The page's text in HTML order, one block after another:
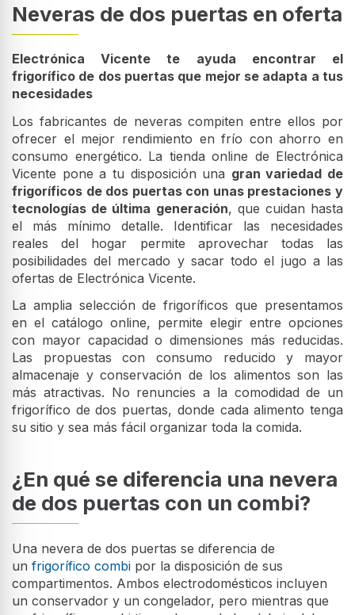
Neveras de dos puertas en oferta
Electrónica Vicente te ayuda encontrar el
frigorífico de dos puertas que mejor se adapta a tus
necesidades
Los fabricantes de neveras compiten entre ellos por
ofrecer el mejor rendimiento en frío con ahorro en
consumo energético. La tienda online de Electrónica
Vicente pone a tu disposición una gran variedad de
frigoríficos de dos puertas con unas prestaciones y
tecnologías de última generación, que cuidan hasta
el más mínimo detalle. Identificar las necesidades
reales del hogar permite aprovechar todas las
posibilidades del mercado y sacar todo el jugo a las
ofertas de Electrónica Vicente.
La amplia selección de frigoríficos que presentamos
en el catálogo online, permite elegir entre opciones
con mayor capacidad o dimensiones más reducidas.
Las propuestas con consumo reducido y mayor
almacenaje y conservación de los alimentos son las
más atractivas. No renuncies a la comodidad de un
frigorífico de dos puertas, donde cada alimento tenga
su sitio y sea más fácil organizar toda la comida.
¿En qué se diferencia una nevera
de dos puertas con un combi?
Una nevera de dos puertas se diferencia de
un frigorífico combi por la disposición de sus
compartimentos. Ambos electrodomésticos incluyen
un conservador y un congelador, pero mientras que